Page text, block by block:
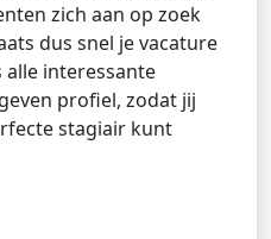
zich aan op zoek
dus snel je vacature
alle interessante
profiel, zodat jij
stagiair kunt